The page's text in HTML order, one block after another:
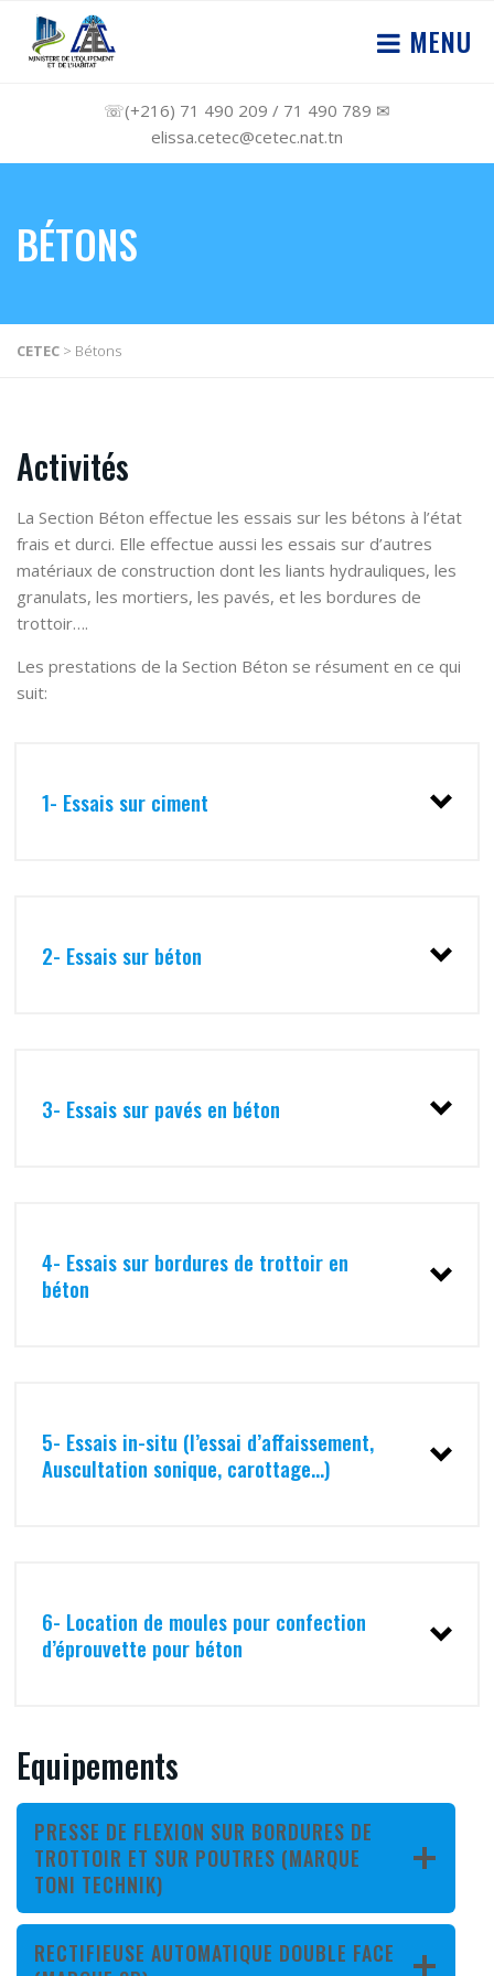
MENU
☏(+216) 71 490 209 / 71 490 789 ✉
elissa.cetec@cetec.nat.tn
BÉTONS
CETEC > Bétons
Activités
La Section Béton effectue les essais sur les bétons à l’état
frais et durci. Elle effectue aussi les essais sur d’autres
matériaux de construction dont les liants hydrauliques, les
granulats, les mortiers, les pavés, et les bordures de
trottoir….
Les prestations de la Section Béton se résument en ce qui
suit:
1- Essais sur ciment
2- Essais sur béton
3- Essais sur pavés en béton
4- Essais sur bordures de trottoir en
béton
5- Essais in-situ (l’essai d’affaissement,
Auscultation sonique, carottage…)
6- Location de moules pour confection
d’éprouvette pour béton
Equipements
PRESSE DE FLEXION SUR BORDURES DE
TROTTOIR ET SUR POUTRES (MARQUE
TONI TECHNIK)
RECTIFIEUSE AUTOMATIQUE DOUBLE FACE